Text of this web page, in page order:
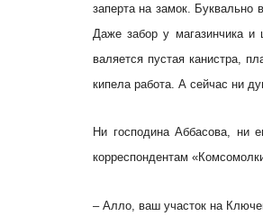
заперта на замок. Буквально
Даже забор у магазинчика и
валяется пустая канистра,
кипела работа. А сейчас ни
Ни господина Аббасова, ни
корреспондентам
– Алло, ваш участок на